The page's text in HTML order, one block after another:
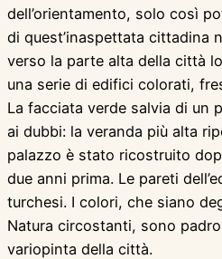
dell’orientamento, solo così
di quest’inaspettata cittadina
verso la parte alta della città
una serie di edifici colorati,
La facciata verde salvia di un
ai dubbi: la veranda più alta
palazzo è stato ricostruito
due anni prima. Le pareti
turchesi. I colori, che siano
Natura circostanti, sono
variopinta della città.